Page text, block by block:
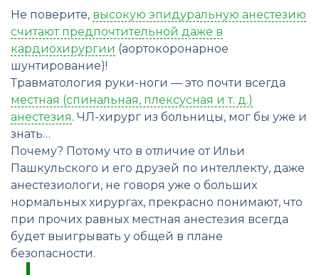
Не поверите, высокую эпидуральную анестезию
считают предпочтительной даже в
кардиохирургии (аортокоронарное
шунтирование)!
Травматология руки-ноги — это почти всегда
местная (спинальная, плексусная и т. д.)
анестезия. ЧЛ-хирург из больницы, мог бы уже и
знать…
Почему? Потому что в отличие от Ильи
Пашкульского и его друзей по интеллекту, даже
анестезиологи, не говоря уже о больших
нормальных хирургах, прекрасно понимают, что
при прочих равных местная анестезия всегда
будет выигрывать у общей в плане
безопасности.